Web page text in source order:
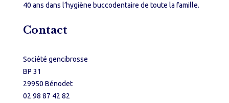
40 ans dans l’hygiène buccodentaire de toute la famille.
Contact
Société gencibrosse
BP 31
29950 Bénodet
02 98 87 42 82